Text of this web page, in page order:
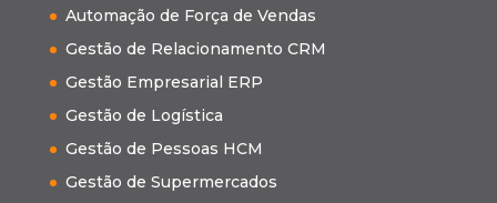
Automação de Força de Vendas
Gestão de Relacionamento CRM
Gestão Empresarial ERP
Gestão de Logística
Gestão de Pessoas HCM
Gestão de Supermercados